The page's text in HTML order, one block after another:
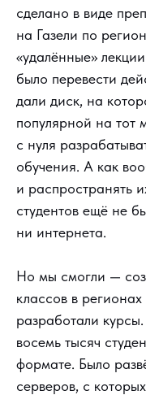
сделано в виде
на Газели по
«удалённые»
было перевести
дали диск, на
популярной на
с нуля
обучения. А как
и распространять
студентов ещё не
ни интернета.
Но мы смогли —
классов в
разработали
восемь тысяч
формате. Было
серверов, с